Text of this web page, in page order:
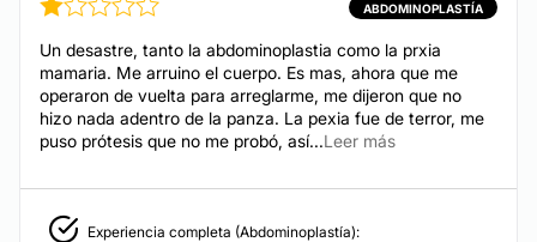
ABDOMINOPLASTÍA
Un desastre, tanto la abdominoplastia como la prxia
mamaria. Me arruino el cuerpo. Es mas, ahora que me
operaron de vuelta para arreglarme, me dijeron que no
hizo nada adentro de la panza. La pexia fue de terror, me
puso prótesis que no me probó, así...Leer más
Experiencia completa (Abdominoplastía):